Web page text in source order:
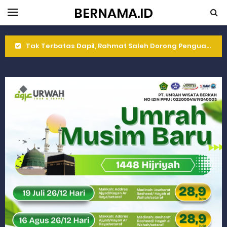
BERNAMA.ID
Rahmat Saleh Komitmen Penguatan Kapasitas Dai dan Akademisi
Gelar Musdalub, Ini Tujuan Partai Demokrat Sumbar
Wakili Gubernur Sumbar, Kabiro Kesra Hadiri dan Berikan Arahan pada MTQ Nasional ke-50 Tingkat Kec. Sungai Limau
RELIS KEJAKSAAN TINGGI SUMATERA BARAT
RELIS KEJAKSAAN TINGGI SUMATERA BARAT
RELIS KEJAKSAAN TINGGI SUMATERA BARAT
Peringati Hari Koperasi ke-79, Wagub Sumbar Dorong Koperasi Jadi Motor Penggerak Ekonomi Rakyat
Dilantik sebagai Ketua Umum Gema Keadilan, Rahmat Saleh Ajak Anak Muda Jadi Pemimpin Bangsa